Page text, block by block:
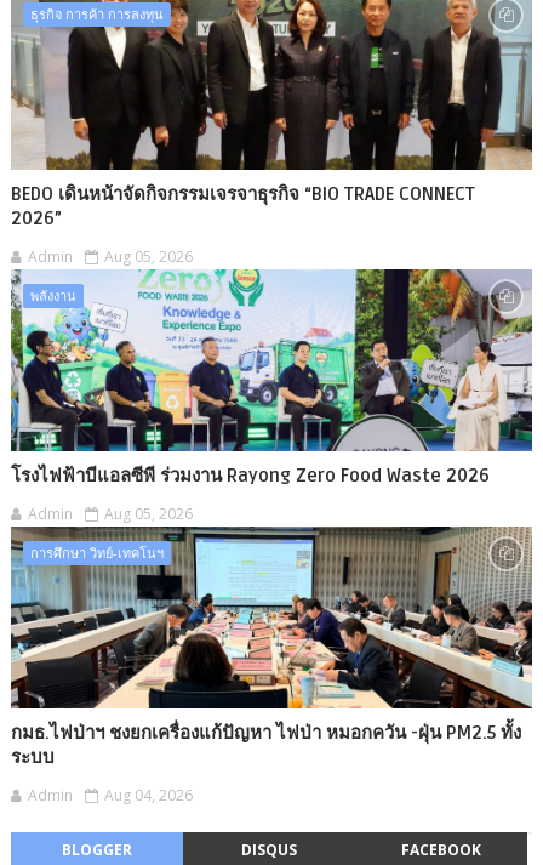
ธุรกิจ การค้า การลงทุน
BEDO เดินหน้าจัดกิจกรรมเจรจาธุรกิจ “BIO TRADE CONNECT
2026”
Admin Aug 05, 2026
พลังงาน
โรงไฟฟ้าบีแอลซีพี ร่วมงาน Rayong Zero Food Waste 2026
Admin Aug 05, 2026
การศึกษา วิทย์-เทคโนฯ
กมธ.ไฟป่าฯ ชงยกเครื่องแก้ปัญหา ไฟป่า หมอกควัน -​ฝุ่น PM2.5 ทั้ง
ระบบ
Admin Aug 04, 2026
BLOGGER DISQUS FACEBOOK